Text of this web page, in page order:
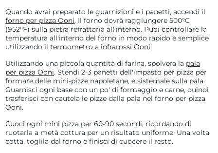
Quando avrai preparato le guarnizioni e i panetti, accendi il
forno per pizza Ooni. Il forno dovrà raggiungere 500°C
(952°F) sulla pietra refrattaria all'interno. Puoi controllare la
temperatura all'interno del forno in modo rapido e semplice
utilizzando iltermometro a infrarossi Ooni.
Utilizzando una piccola quantità di farina, spolvera la pala
per pizza Ooni. Stendi 2-3 panetti dell'impasto per pizza per
formare delle mini-pizze napoletane, e sistemale sulla pala.
Guarnisci ogni base con un po' di formaggio e carne, quindi
trasferisci con cautela le pizze dalla pala nel forno per pizza
Ooni.
Cuoci ogni mini pizza per 60-90 secondi, ricordando di
ruotarla a metà cottura per un risultato uniforme. Una volta
cotta, toglila dal forno e finisci di cuocere il resto.